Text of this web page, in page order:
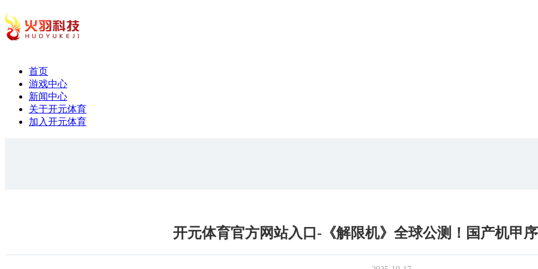
首页
游戏中心
新闻中心
关于开元体育
加入开元体育
开元体育官方网站入口-《解限机》全球公测！国产机甲